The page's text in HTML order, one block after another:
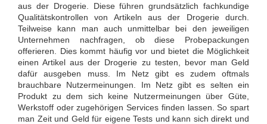
aus der Drogerie. Diese führen grundsätzlich fachkundige
Qualitätskontrollen von Artikeln aus der Drogerie durch.
Teilweise kann man auch unmittelbar bei den jeweiligen
Unternehmen nachfragen, ob diese Probepackungen
offerieren. Dies kommt häufig vor und bietet die Möglichkeit
einen Artikel aus der Drogerie zu testen, bevor man Geld
dafür ausgeben muss. Im Netz gibt es zudem oftmals
brauchbare Nutzermeinungen. Im Netz gibt es selten ein
Produkt zu dem sich keine Nutzermeinungen über Güte,
Werkstoff oder zugehörigen Services finden lassen. So spart
man Zeit und Geld für eigene Tests und kann sich direkt und